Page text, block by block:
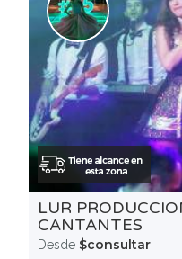
LUR
CANTANTES
Desde $consultar